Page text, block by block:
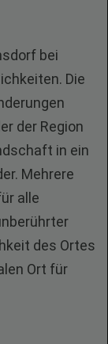
bei
Die
der Region
in ein
Mehrere
alle
des Ortes
Ort für